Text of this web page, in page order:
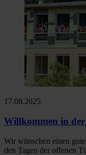
17.08.2025
Willkommen in der
Wir wünschen einen
den Tagen der offenen